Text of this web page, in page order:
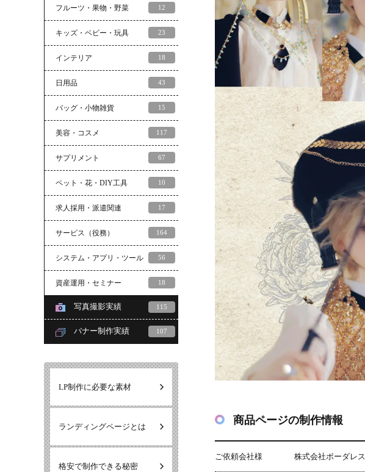
フルーツ・果物・野菜 12
キッズ・ベビー・玩具 23
インテリア 18
日用品 43
バッグ・小物雑貨 15
美容・コスメ 117
サプリメント 67
ペット・花・DIY工具 10
求人採用・派遣関連 17
サービス（役務） 164
システム・アプリ・ツール 56
資産運用・セミナー 18
写真撮影実績 115
バナー制作実績 107
LP制作に必要な素材
ランディングページとは
格安で制作できる秘密
商品ページの制作情報
ご依頼会社様 株式会社ボーダレス